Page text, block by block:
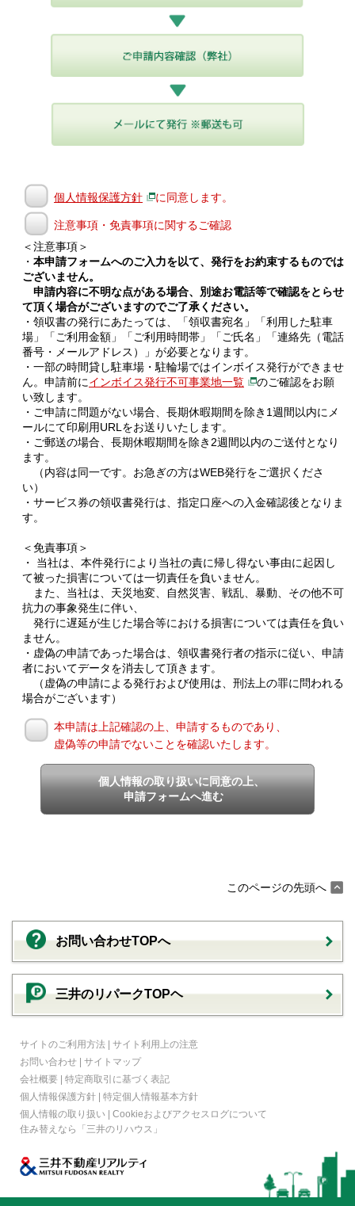
個人情報保護方針 に同意します。
注意事項・免責事項に関するご確認
＜注意事項＞
・ 本申請フォームへのご入力を以て、発行をお約束するものでは
ございません。
申請内容に不明な点がある場合、別途お電話等で確認をとらせ
て頂く場合がございますのでご了承ください。
・領収書の発行にあたっては、「領収書宛名」「利用した駐車
場」「ご利用金額」「ご利用時間帯」「ご氏名」「連絡先（電話
番号・メールアドレス）」が必要となります。
・一部の時間貸し駐車場・駐輪場ではインボイス発行ができませ
ん。申請前にインボイス発行不可事業地一覧
のご確認をお願
い致します。
・ご申請に問題がない場合、長期休暇期間を除き1週間以内にメ
ールにて印刷用URLをお送りいたします。
・ご郵送の場合、長期休暇期間を除き2週間以内のご送付となり
ます。
（内容は同一です。お急ぎの方はWEB発行をご選択くださ
い）
・サービス券の領収書発行は、指定口座への入金確認後となりま
す。
＜免責事項＞
・ 当社は、本件発行により当社の責に帰し得ない事由に起因し
て被った損害については一切責任を負いません。
また、当社は、天災地変、自然災害、戦乱、暴動、その他不可
抗力の事象発生に伴い、
発行に遅延が生じた場合等における損害については責任を負い
ません。
・虚偽の申請であった場合は、領収書発行者の指示に従い、申請
者においてデータを消去して頂きます。
（虚偽の申請による発行および使用は、刑法上の罪に問われる
場合がございます）
本申請は上記確認の上、申請するものであり、
虚偽等の申請でないことを確認いたします。
個人情報の取り扱いに同意の上、
申請フォームへ進む
このページの先頭へ
お問い合わせTOPへ
三井のリパークTOPヘ
サイトのご利用方法 | サイト利用上の注意
お問い合わせ | サイトマップ
会社概要 | 特定商取引に基づく表記
個人情報保護方針 | 特定個人情報基本方針
個人情報の取り扱い | Cookieおよびアクセスログについて
住み替えなら
「三井のリハウス」